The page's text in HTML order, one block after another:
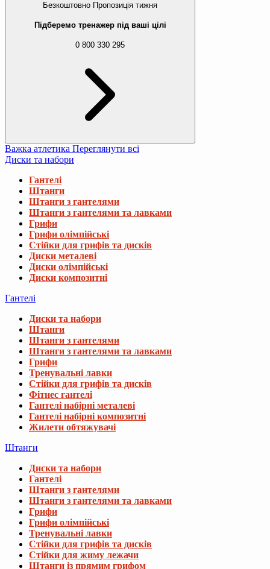
Безкоштовно Пропозиція тижня
Підберемо тренажер під ваші цілі
0 800 330 295
Важка атлетика Переглянути всі
Диски та набори
Гантелі
Штанги
Штанги з гантелями
Штанги з гантелями та лавками
Грифи
Грифи олімпійські
Стійки для грифів та дисків
Диски металеві
Диски олімпійські
Диски композитні
Гантелі
Диски та набори
Штанги
Штанги з гантелями
Штанги з гантелями та лавками
Грифи
Тренувальні лавки
Стійки для грифів та дисків
Фітнес гантелі
Гантелі набірні металеві
Гантелі набірні композитні
Жилети обтяжувачі
Штанги
Диски та набори
Гантелі
Штанги з гантелями
Штанги з гантелями та лавками
Грифи
Грифи олімпійські
Тренувальні лавки
Стійки для грифів та дисків
Стійки для жиму лежачи
Штанги із прямим грифом